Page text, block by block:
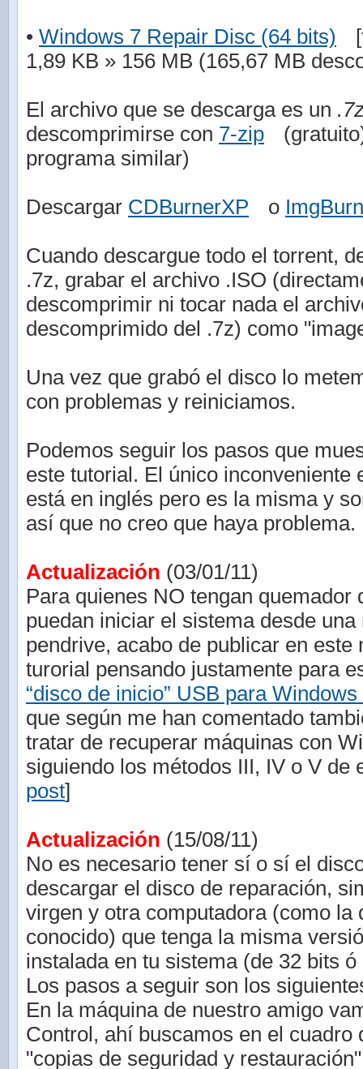
• Windows 7 Repair Disc (64 bits)
1,89 KB » 156 MB (165,67 MB
El archivo que se descarga es un
descomprimirse con 7-zip
programa similar)
Descargar CDBurnerXP o ImgBurn
Cuando descargue todo el torrent,
.7z, grabar el archivo .ISO
descomprimir ni tocar nada el
descomprimido del .7z) como
Una vez que grabó el disco lo
con problemas y reiniciamos.
Podemos seguir los pasos que
este tutorial. El único inconveniente
está en inglés pero es la misma y
así que no creo que haya problema.
Actualización (03/01/11)
Para quienes NO tengan quemador
puedan iniciar el sistema desde
pendrive, acabo de publicar en este
turorial pensando justamente para
“disco de inicio” USB para
que según me han comentado
tratar de recuperar máquinas con
siguiendo los métodos III, IV o V de
post]
Actualización (15/08/11)
No es necesario tener sí o sí el
descargar el disco de reparación,
virgen y otra computadora (como la
conocido) que tenga la misma
instalada en tu sistema (de 32 bits ó
Los pasos a seguir son los
En la máquina de nuestro amigo
Control, ahí buscamos en el cuadro
"copias de seguridad y